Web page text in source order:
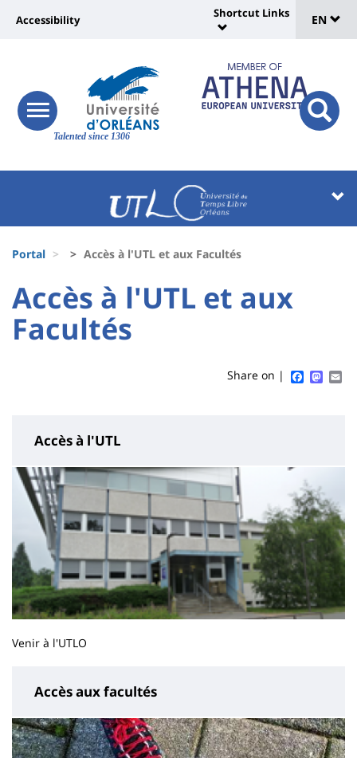
Site
Talented since 1306
Recherche
responsive
menu
Université
vers
page
Accessibility
:
Shortcut
Links
Shortcut Links
de
EN
Block
liste
des
composantes
d'Ariane
Portal Accès à l'UTL et aux Facultés
University
:
Sidebar
University
:
Main
Titre
Accès à l'UTL et aux
Facultés
Share on |
Accès à l'UTL
Venir à l'UTLO
Accès aux facultés